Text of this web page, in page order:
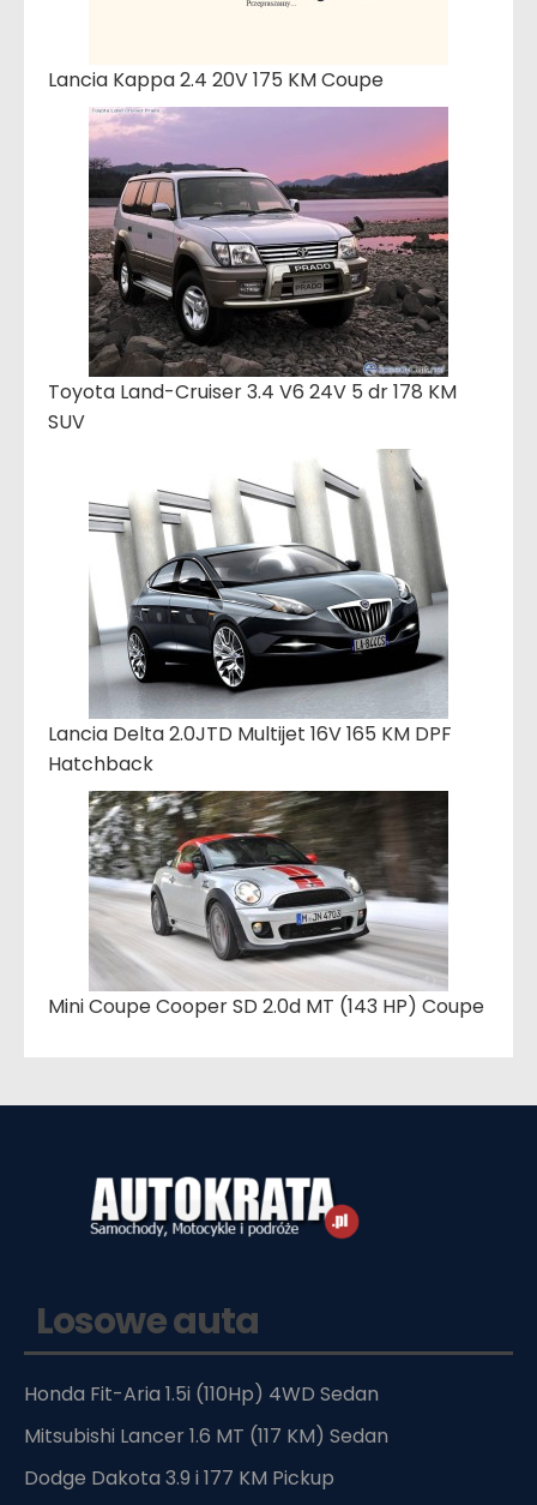
Lancia Kappa 2.4 20V 175 KM Coupe
Toyota Land-Cruiser 3.4 V6 24V 5 dr 178 KM
SUV
Lancia Delta 2.0JTD Multijet 16V 165 KM DPF
Hatchback
Mini Coupe Cooper SD 2.0d MT (143 HP) Coupe
Losowe auta
Honda Fit-Aria 1.5i (110Hp) 4WD Sedan
Mitsubishi Lancer 1.6 MT (117 KM) Sedan
Dodge Dakota 3.9 i 177 KM Pickup